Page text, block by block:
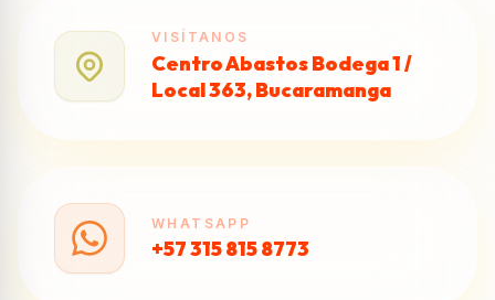
VISÍTANOS
Centro Abastos Bodega 1 /
Local 363, Bucaramanga
WHATSAPP
+57 315 815 8773